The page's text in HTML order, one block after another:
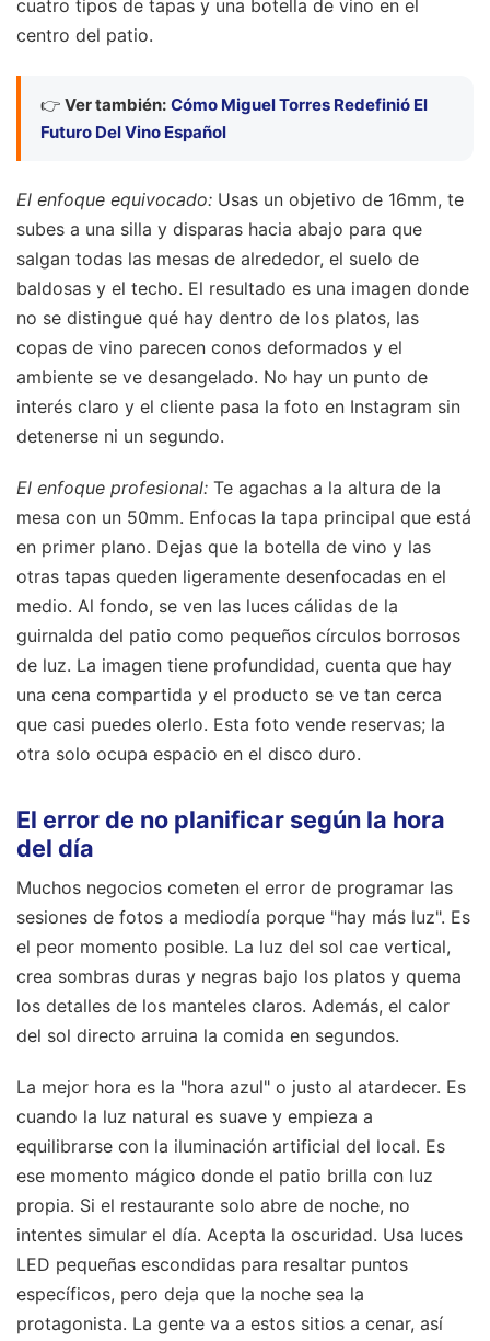
cuatro tipos de tapas y una botella de vino en el
centro del patio.
👉 Ver también: Cómo Miguel Torres Redefinió El
Futuro Del Vino Español
El enfoque equivocado: Usas un objetivo de 16mm, te
subes a una silla y disparas hacia abajo para que
salgan todas las mesas de alrededor, el suelo de
baldosas y el techo. El resultado es una imagen donde
no se distingue qué hay dentro de los platos, las
copas de vino parecen conos deformados y el
ambiente se ve desangelado. No hay un punto de
interés claro y el cliente pasa la foto en Instagram sin
detenerse ni un segundo.
El enfoque profesional: Te agachas a la altura de la
mesa con un 50mm. Enfocas la tapa principal que está
en primer plano. Dejas que la botella de vino y las
otras tapas queden ligeramente desenfocadas en el
medio. Al fondo, se ven las luces cálidas de la
guirnalda del patio como pequeños círculos borrosos
de luz. La imagen tiene profundidad, cuenta que hay
una cena compartida y el producto se ve tan cerca
que casi puedes olerlo. Esta foto vende reservas; la
otra solo ocupa espacio en el disco duro.
El error de no planificar según la hora
del día
Muchos negocios cometen el error de programar las
sesiones de fotos a mediodía porque "hay más luz". Es
el peor momento posible. La luz del sol cae vertical,
crea sombras duras y negras bajo los platos y quema
los detalles de los manteles claros. Además, el calor
del sol directo arruina la comida en segundos.
La mejor hora es la "hora azul" o justo al atardecer. Es
cuando la luz natural es suave y empieza a
equilibrarse con la iluminación artificial del local. Es
ese momento mágico donde el patio brilla con luz
propia. Si el restaurante solo abre de noche, no
intentes simular el día. Acepta la oscuridad. Usa luces
LED pequeñas escondidas para resaltar puntos
específicos, pero deja que la noche sea la
protagonista. La gente va a estos sitios a cenar, así